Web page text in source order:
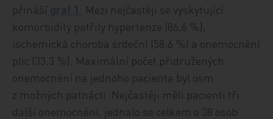
přináší
Mezi nejčastěji se vyskytující
komorbidity patřily hypertenze (86,6 %),
ischemická choroba srdeční (58,6 %) a onemocnění
plic (33,3 %). Maximální počet přidružených
onemocnění na jednoho pacienta byl osm
z možných patnácti. Nejčastěji měli pacienti tři
další onemocnění, jednalo se celkem o 38 osob